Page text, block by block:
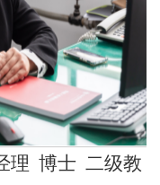
理 博士 二级教